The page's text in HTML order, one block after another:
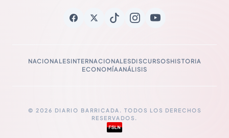
NACIONALESINTERNACIONALESDISCURSOSHISTORIA
ECONOMÍAANÁLISIS
© 2026 DIARIO BARRICADA. TODOS LOS DERECHOS
RESERVADOS.